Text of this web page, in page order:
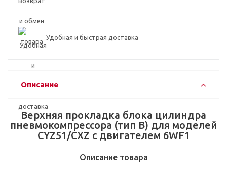
Удобная и быстрая доставка
Описание
Верхняя прокладка блока цилиндра
пневмокомпрессора (тип B) для моделей
CYZ51/CXZ с двигателем 6WF1
Описание товара